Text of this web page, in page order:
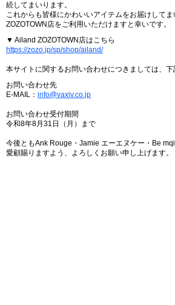
続してまいります。
これからも皆様にかわいいアイテムをお届けして
ZOZOTOWN店をご利用いただけますと幸いです。
▼ Ailand ZOZOTOWN店はこちら
https://zozo.jp/sp/shop/ailand/
本サイトに関するお問い合わせにつきましては、下
お問い合わせ先
E-MAIL： info@vaxiv.co.jp
お問い合わせ受付期間
令和8年8月31日（月）まで
今後ともAnk Rouge・Jamie エーエヌケー・Be
愛顧賜りますよう、よろしくお願い申し上げます。